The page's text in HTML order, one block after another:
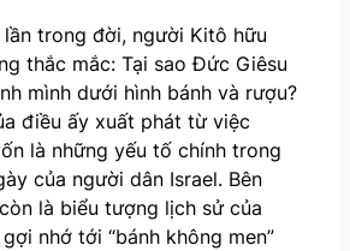
trong đời, người Kitô hữu
thắc mắc: Tại sao Đức Giêsu
mình dưới hình bánh và rượu?
điều ấy xuất phát từ việc
là những yếu tố chính trong
của người dân Israel. Bên
là biểu tượng lịch sử của
nhớ tới “bánh không men”